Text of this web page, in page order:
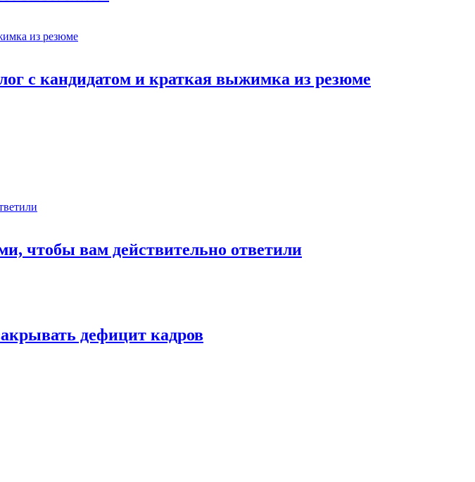
с кандидатом и краткая выжимка из резюме
чтобы вам действительно ответили
дефицит кадров